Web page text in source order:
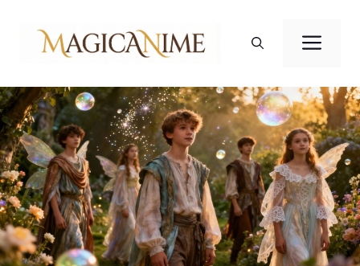
contenu